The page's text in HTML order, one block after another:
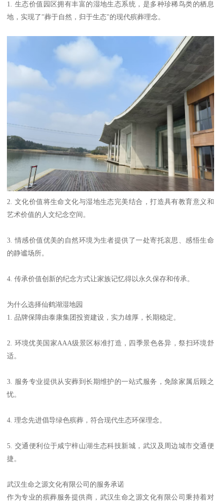
1. 生态价值园区拥有丰富的湿地生态系统，是多种珍稀鸟类的栖息
地，实现了"葬于自然，归于生态"的现代殡葬理念。
2. 文化价值将生命文化与湿地生态完美结合，打造具有教育意义和
艺术价值的人文纪念空间。
3. 情感价值优美的自然环境为生者提供了一处寄托哀思、感悟生命
的静谧场所。
4. 传承价值创新的纪念方式让家族记忆得以永久保存和传承。
为什么选择仙鹤湖湿地园
1. 品牌保障由泰康集团投资建设，实力雄厚，长期稳定。
2. 环境优美国家AAA级景区标准打造，四季景色各异，祭扫环境舒
适。
3. 服务专业提供从安葬到长期维护的一站式服务，免除家属后顾之
忧。
4. 理念先进倡导绿色殡葬，符合现代生态环保理念。
5. 交通便利位于咸宁梓山湖生态科技新城，武汉及周边城市交通便
捷。
武汉生命之源文化有限公司的服务承诺
作为专业的殡葬服务提供商，武汉生命之源文化有限公司秉持着对